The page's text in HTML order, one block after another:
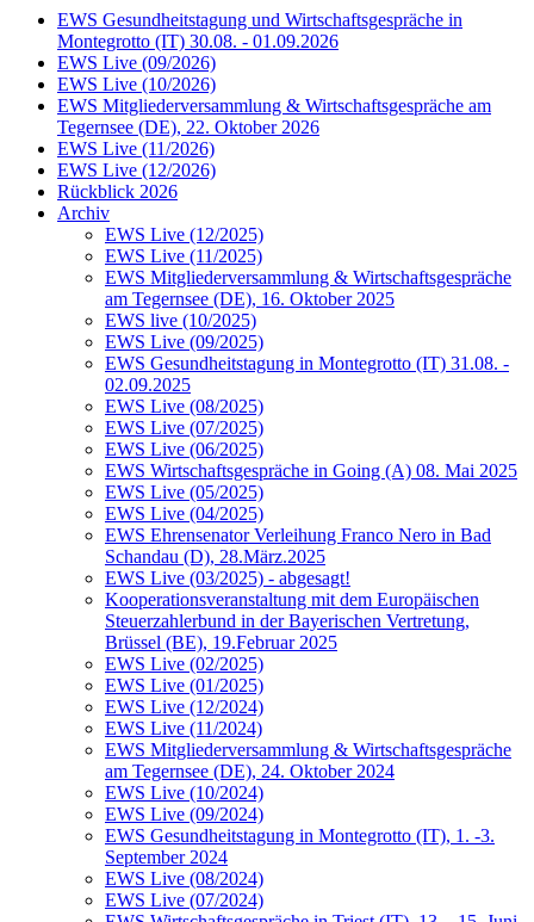
EWS Gesundheitstagung und Wirtschaftsgespräche in
Montegrotto (IT) 30.08. - 01.09.2026
EWS Live (09/2026)
EWS Live (10/2026)
EWS Mitgliederversammlung & Wirtschaftsgespräche am
Tegernsee (DE), 22. Oktober 2026
EWS Live (11/2026)
EWS Live (12/2026)
Rückblick 2026
Archiv
EWS Live (12/2025)
EWS Live (11/2025)
EWS Mitgliederversammlung & Wirtschaftsgespräche
am Tegernsee (DE), 16. Oktober 2025
EWS live (10/2025)
EWS Live (09/2025)
EWS Gesundheitstagung in Montegrotto (IT) 31.08. -
02.09.2025
EWS Live (08/2025)
EWS Live (07/2025)
EWS Live (06/2025)
EWS Wirtschaftsgespräche in Going (A) 08. Mai 2025
EWS Live (05/2025)
EWS Live (04/2025)
EWS Ehrensenator Verleihung Franco Nero in Bad
Schandau (D), 28.März.2025
EWS Live (03/2025) - abgesagt!
Kooperationsveranstaltung mit dem Europäischen
Steuerzahlerbund in der Bayerischen Vertretung,
Brüssel (BE), 19.Februar 2025
EWS Live (02/2025)
EWS Live (01/2025)
EWS Live (12/2024)
EWS Live (11/2024)
EWS Mitgliederversammlung & Wirtschaftsgespräche
am Tegernsee (DE), 24. Oktober 2024
EWS Live (10/2024)
EWS Live (09/2024)
EWS Gesundheitstagung in Montegrotto (IT), 1. -3.
September 2024
EWS Live (08/2024)
EWS Live (07/2024)